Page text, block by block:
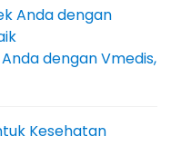
dengan Vmedis,